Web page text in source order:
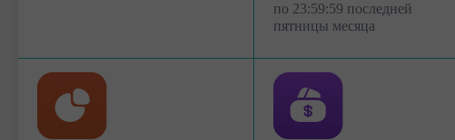
по 23:59:59 последней
пятницы месяца